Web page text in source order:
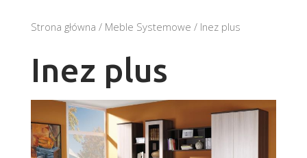
Strona główna / Meble Systemowe / Inez plus
Inez plus